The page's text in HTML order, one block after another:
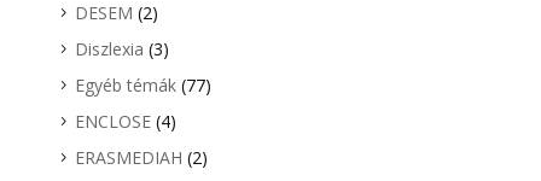
DESEM (2)
Diszlexia (3)
Egyéb témák(77)
ENCLOSE(4)
ERASMEDIAH (2)